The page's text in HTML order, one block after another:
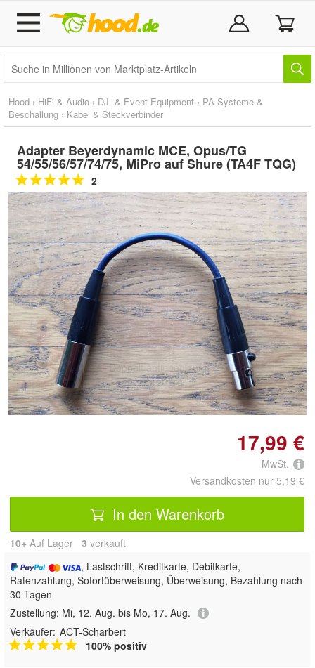
Hood › HiFi & Audio › DJ- & Event-Equipment › PA-Systeme &
Beschallung › Kabel & Steckverbinder
Adapter Beyerdynamic MCE, Opus/TG
54/55/56/57/74/75, MiPro auf Shure (TA4F TQG)
2
Doppelt antippen zum
vergrößern
17,99 €
MwSt.
Versandkosten nur 5,19 €
In den Warenkorb
10+ Auf Lager 3 verkauft
, Lastschrift, Kreditkarte, Debitkarte,
Ratenzahlung, Sofortüberweisung, Überweisung, Bezahlung nach
30 Tagen
Zustellung: Mi, 12. Aug. bis Mo, 17. Aug.
Verkäufer: ACT-Scharbert
100% positiv